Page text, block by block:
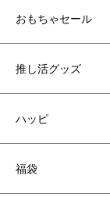
おもちゃセール
推し活グッズ
ハッピ
福袋